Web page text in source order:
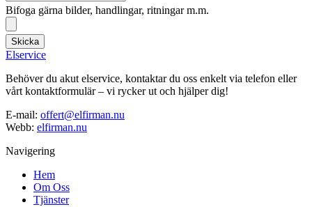
Bifoga gärna bilder, handlingar, ritningar m.m.
Skicka
Elservice
Behöver du akut elservice, kontaktar du oss enkelt via telefon eller
vårt kontaktformulär – vi rycker ut och hjälper dig!
E-mail: offert@elfirman.nu
Webb: elfirman.nu
Navigering
Hem
Om Oss
Tjänster